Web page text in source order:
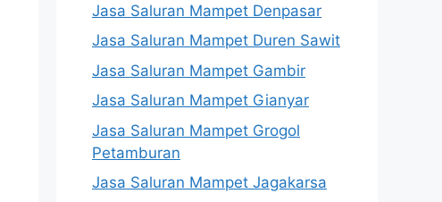
Jasa Saluran Mampet Denpasar
Jasa Saluran Mampet Duren Sawit
Jasa Saluran Mampet Gambir
Jasa Saluran Mampet Gianyar
Jasa Saluran Mampet Grogol
Petamburan
Jasa Saluran Mampet Jagakarsa